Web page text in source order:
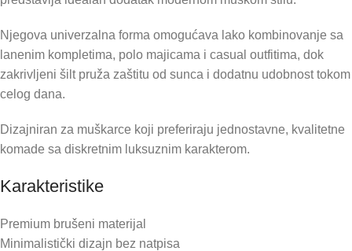
Njegova univerzalna forma omogućava lako kombinovanje sa
lanenim kompletima, polo majicama i casual outfitima, dok
zakrivljeni šilt pruža zaštitu od sunca i dodatnu udobnost tokom
celog dana.
Dizajniran za muškarce koji preferiraju jednostavne, kvalitetne
komade sa diskretnim luksuznim karakterom.
Karakteristike
Premium brušeni materijal
Minimalistički dizajn bez natpisa